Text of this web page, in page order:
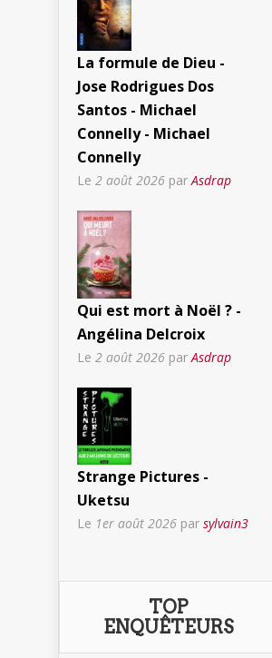
La formule de Dieu -
Jose Rodrigues Dos
Santos - Michael
Connelly - Michael
Connelly
Le 2 août 2026 parAsdrap
Qui est mort à Noël ? -
Angélina Delcroix
Le 2 août 2026 par Asdrap
Strange Pictures -
Uketsu
Le 1er août 2026 par sylvain3
TOP
ENQUÊTEURS